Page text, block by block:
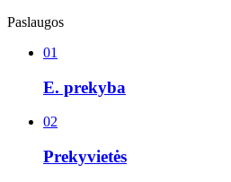
Paslaugos
01
E. prekyba
02
Prekyvietės